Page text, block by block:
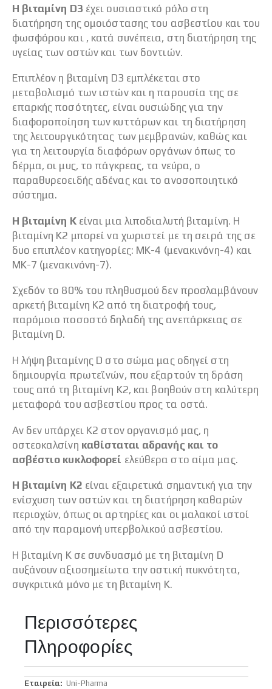
Η βιταμίνη D3 έχει ουσιαστικό ρόλο στη
διατήρηση της ομοιόστασης του ασβεστίου και του
φωσφόρου και , κατά συνέπεια, στη διατήρηση της
υγείας των οστών και των δοντιών.
Επιπλέον η βιταμίνη D3 εμπλέκεται στο
μεταβολισμό των ιστών και η παρουσία της σε
επαρκής ποσότητες, είναι ουσιώδης για την
διαφοροποίηση των κυττάρων και τη διατήρηση
της λειτουργικότητας των μεμβρανών, καθώς και
για τη λειτουργία διαφόρων οργάνων όπως το
δέρμα, οι μυς, το πάγκρεας, τα νεύρα, ο
παραθυρεοειδής αδένας και το ανοσοποιητικό
σύστημα.
Η βιταμίνη Κείναι μια λιποδιαλυτή βιταμίνη. Η
βιταμίνη Κ2 μπορεί να χωριστεί με τη σειρά της σε
δυο επιπλέον κατηγορίες: ΜΚ-4 (μενακινόνη-4) και
ΜΚ-7 (μενακινόνη-7).
Σχεδόν το 80% του πληθυσμού δεν προσλαμβάνουν
αρκετή βιταμίνη Κ2 από τη διατροφή τους,
παρόμοιο ποσοστό δηλαδή της ανεπάρκειας σε
βιταμίνη D.
Η λήψη βιταμίνης D στο σώμα μας οδηγεί στη
δημιουργία πρωτεϊνών, που εξαρτούν τη δράση
τους από τη βιταμίνη Κ2, και βοηθούν στη καλύτερη
μεταφορά του ασβεστίου προς τα οστά.
Αν δεν υπάρχει Κ2 στον οργανισμό μας, η
οστεοκαλσίνη καθίσταται αδρανής και το
ασβέστιο κυκλοφορεί ελεύθερα στο αίμα μας.
Η βιταμίνη Κ2 είναι εξαιρετικά σημαντική για την
ενίσχυση των οστών και τη διατήρηση καθαρών
περιοχών, όπως οι αρτηρίες και οι μαλακοί ιστοί
από την παραμονή υπερβολικού ασβεστίου.
Η βιταμίνη Κ σε συνδυασμό με τη βιταμίνη D
αυξάνουν αξιοσημείωτα την οστική πυκνότητα,
συγκριτικά μόνο με τη βιταμίνη Κ.
Περισσότερες
Πληροφορίες
ΠερισσότερεςUni-Pharma